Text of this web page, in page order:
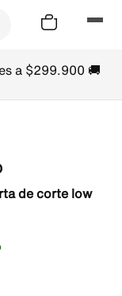
a $299.900 🚚
de corte low